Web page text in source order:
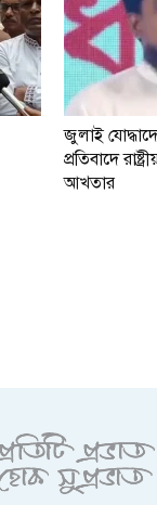
জুলাই
প্রতিবাদে
আখতার